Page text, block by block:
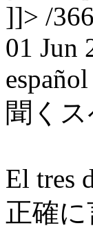
]]> /
01 Jun
聞く
El tres
正確